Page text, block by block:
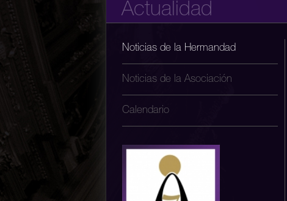
Actualidad
Noticias de la Hermandad
Noticias de la Asociación
Calendario